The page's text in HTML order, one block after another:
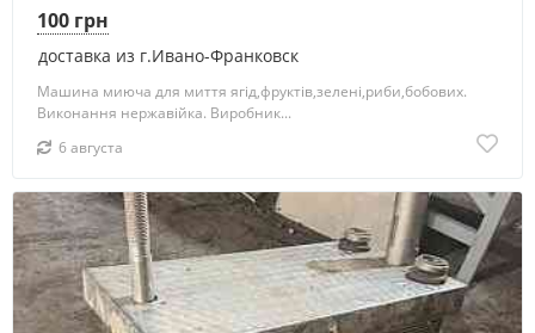
доставка из г.Ивано-Франковск
100 грн
Машина миюча для миття ягід,фруктів,зелені,риби,бобових.
Виконання нержавійка. Виробник...
6 августа